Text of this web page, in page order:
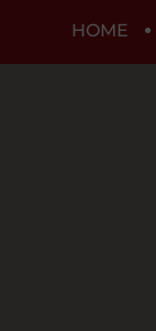
HOME